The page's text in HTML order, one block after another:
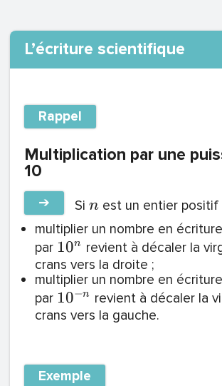
L’écriture scientifique
Rappel
Multiplication par une
10
➔ Si n est un entier positif
multiplier un nombre en
par 10n revient à décaler la
crans vers la droite ;
multiplier un nombre en
par 10−n revient à décaler la
crans vers la gauche.
Exemple